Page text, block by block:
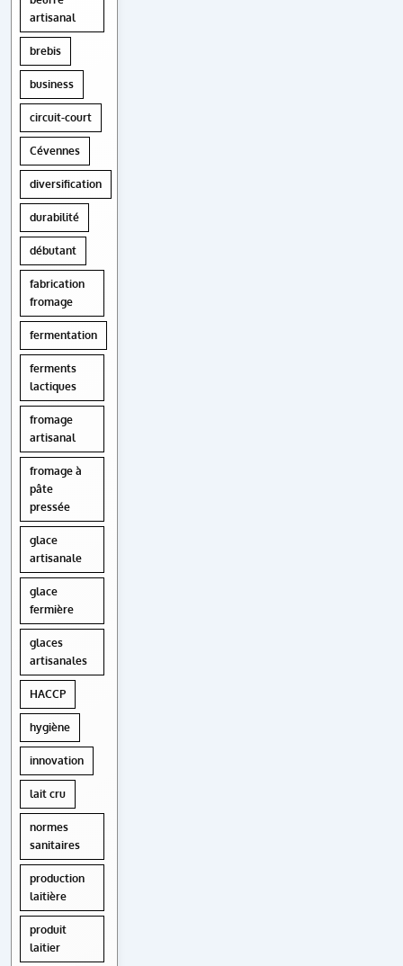
artisanal
brebis
business
circuit-court
Cévennes
diversification
durabilité
débutant
fabrication
fromage
fermentation
ferments
lactiques
fromage
artisanal
fromage à
pâte
pressée
glace
artisanale
glace
fermière
glaces
artisanales
HACCP
hygiène
innovation
lait cru
normes
sanitaires
production
laitière
produit
laitier